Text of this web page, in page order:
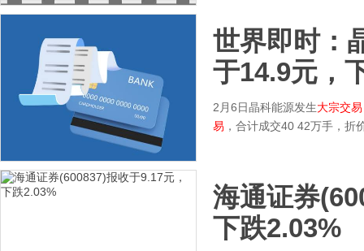
世界即时：
于14.9元，
2月6日晶科能源发生大宗交易
易 ，合计成交40 42万手，折
海通证券
下跌2.03%